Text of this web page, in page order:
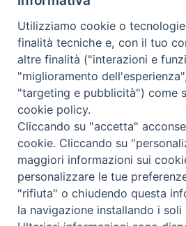
Scrivici
Copyright © 2019 - Tutti
Trentina Editrice
Privacy Policy
Utilizziamo cookie o
finalità tecniche e, con il tuo
altre finalità ("interazioni e
"miglioramento
"targeting e pubblicità") come
cookie policy.
Cliccando su "accetta"
cookie. Cliccando su
maggiori informazioni sui
personalizzare le tue
"rifiuta" o chiudendo questa
la navigazione installando i